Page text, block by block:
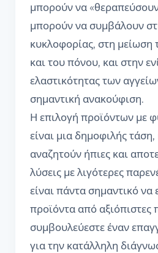
μπορούν να
μπορούν να συμβάλουν
κυκλοφορίας, στη μείωση
και του πόνου, και στην
ελαστικότητας των
σημαντική ανακούφιση.
Η επιλογή προϊόντων με
είναι μια δημοφιλής
αναζητούν ήπιες και
λύσεις με λιγότερες
είναι πάντα σημαντικό να
προϊόντα από αξιόπιστες
συμβουλεύεστε έναν
για την κατάλληλη